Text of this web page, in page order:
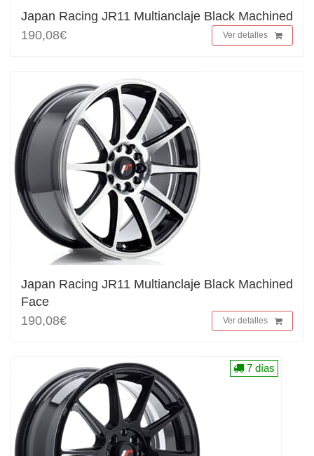
Japan Racing JR11 Multianclaje Black Machined
190,08€
Ver detalles
Japan Racing JR11 Multianclaje Black Machined
Face
190,08€
Ver detalles
7 días